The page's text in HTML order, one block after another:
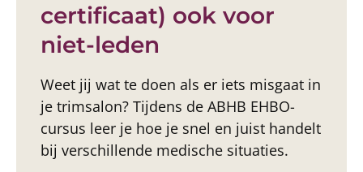
certificaat) ook voor
niet-leden
Weet jij wat te doen als er iets misgaat in
je trimsalon? Tijdens de ABHB EHBO-
cursus leer je hoe je snel en juist handelt
bij verschillende medische situaties.